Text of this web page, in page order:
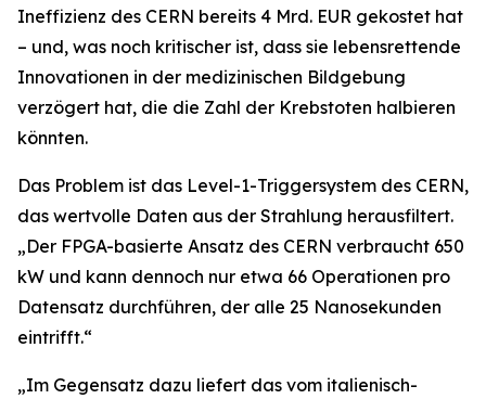
Ineffizienz des CERN bereits 4 Mrd. EUR gekostet hat
– und, was noch kritischer ist, dass sie lebensrettende
Innovationen in der medizinischen Bildgebung
verzögert hat, die die Zahl der Krebstoten halbieren
könnten.
Das Problem ist das Level-1-Triggersystem des CERN,
das wertvolle Daten aus der Strahlung herausfiltert.
„Der FPGA-basierte Ansatz des CERN verbraucht 650
kW und kann dennoch nur etwa 66 Operationen pro
Datensatz durchführen, der alle 25 Nanosekunden
eintrifft.“
„Im Gegensatz dazu liefert das vom italienisch-